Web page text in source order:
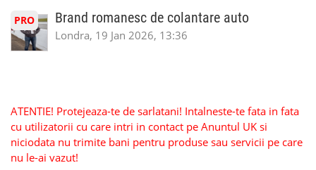
PRO Brand romanesc de colantare auto
Londra, 19 Jan 2026, 13:36
ATENTIE! Protejeaza-te de sarlatani! Intalneste-te fata in fata
cu utilizatorii cu care intri in contact pe Anuntul UK si
niciodata nu trimite bani pentru produse sau servicii pe care
nu le-ai vazut!